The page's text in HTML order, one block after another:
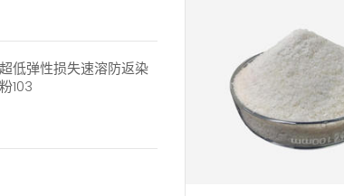
超低弹性损失速溶防返染
粉103